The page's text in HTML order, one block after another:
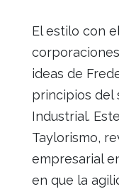
El estilo con
ideas de
principios del
Industrial.
Taylorismo,
empresarial
en que la